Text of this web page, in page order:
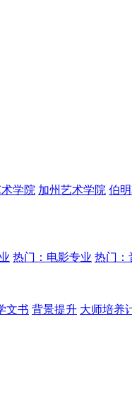
学院 加州艺术学院 伯
热门：电影专业 热门：
文书 背景提升 大师培养